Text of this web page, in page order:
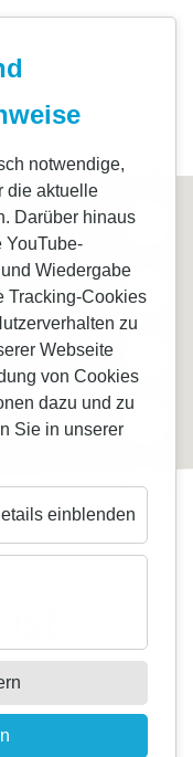
notwendige,
die aktuelle
Darüber hinaus
YouTube-
Wiedergabe
Tracking-Cookies
zu
Webseite
von Cookies
dazu und zu
Sie in unserer
einblenden
Standorte
Projekte
Spenden
Über uns
Kontakt
Globale
Zukunft –
StoP
Marienhof
To be on -